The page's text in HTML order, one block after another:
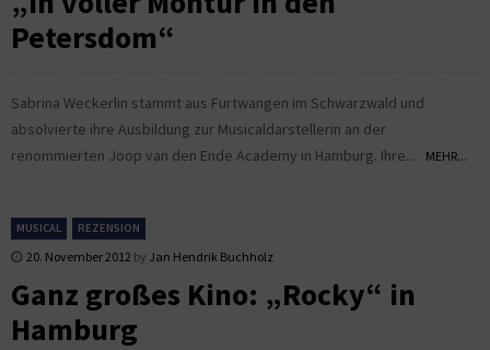
Petersdom“
Sabrina Weckerlin stammt aus Furtwangen im Schwarzwald und
absolvierte ihre Ausbildung zur Musicaldarstellerin an der
renommierten Joop van den Ende Academy in Hamburg. Ihre...
MEHR...
MUSICAL REZENSION
20. November 2012 by Jan Hendrik Buchholz
Ganz großes Kino: „Rocky“ in
Hamburg